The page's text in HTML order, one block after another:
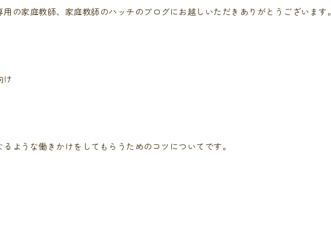
の家庭教師、家庭教師のハッチのブログにお越しいただきありがとうございます。
け
ような働きかけをしてもらうためのコツについてです。